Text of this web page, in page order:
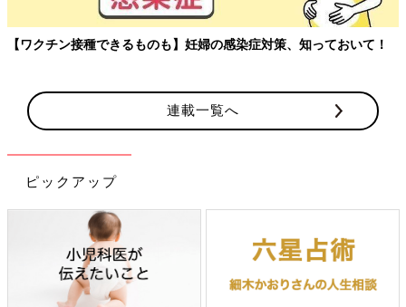
妊婦の感染症対策、知っておいて！
連載一覧へ
ピックアップ